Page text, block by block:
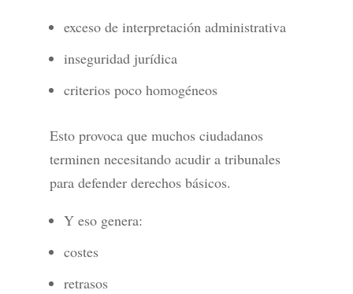
exceso de interpretación administrativa
inseguridad jurídica
criterios poco homogéneos
Esto provoca que muchos ciudadanos
terminen necesitando acudir a tribunales
para defender derechos básicos.
Y eso genera:
costes
retrasos